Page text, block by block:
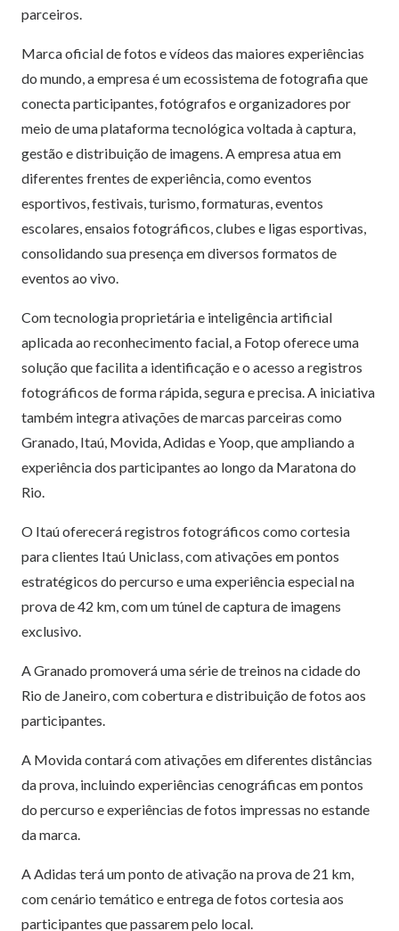
parceiros.
Marca oficial de fotos e vídeos das maiores experiências
do mundo, a empresa é um ecossistema de fotografia que
conecta participantes, fotógrafos e organizadores por
meio de uma plataforma tecnológica voltada à captura,
gestão e distribuição de imagens. A empresa atua em
diferentes frentes de experiência, como eventos
esportivos, festivais, turismo, formaturas, eventos
escolares, ensaios fotográficos, clubes e ligas esportivas,
consolidando sua presença em diversos formatos de
eventos ao vivo.
Com tecnologia proprietária e inteligência artificial
aplicada ao reconhecimento facial, a Fotop oferece uma
solução que facilita a identificação e o acesso a registros
fotográficos de forma rápida, segura e precisa. A iniciativa
também integra ativações de marcas parceiras como
Granado, Itaú, Movida, Adidas e Yoop, que ampliando a
experiência dos participantes ao longo da Maratona do
Rio.
O Itaú oferecerá registros fotográficos como cortesia
para clientes Itaú Uniclass, com ativações em pontos
estratégicos do percurso e uma experiência especial na
prova de 42 km, com um túnel de captura de imagens
exclusivo.
A Granado promoverá uma série de treinos na cidade do
Rio de Janeiro, com cobertura e distribuição de fotos aos
participantes.
A Movida contará com ativações em diferentes distâncias
da prova, incluindo experiências cenográficas em pontos
do percurso e experiências de fotos impressas no estande
da marca.
A Adidas terá um ponto de ativação na prova de 21 km,
com cenário temático e entrega de fotos cortesia aos
participantes que passarem pelo local.